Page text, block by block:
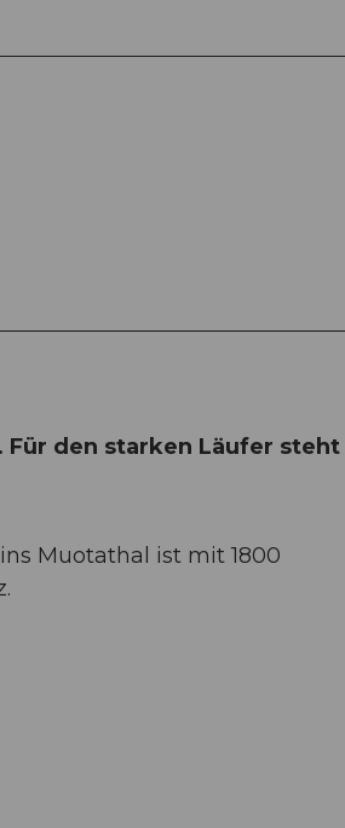
den starken Läufer
Muotathal ist mit 1800